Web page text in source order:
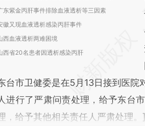
东紫金丙肝事件排除血液透析等三因素
徽又现血液透析感染丙肝事件
西血液透析两难困境
西省20名患者因透析感染丙肝
台市卫健委是在5月13日接到医院
进行了严肃问责处理，给予东台
，给予其他相关责任人严肃处理。]